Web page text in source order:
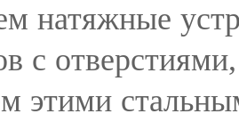
натяжные
с
этими